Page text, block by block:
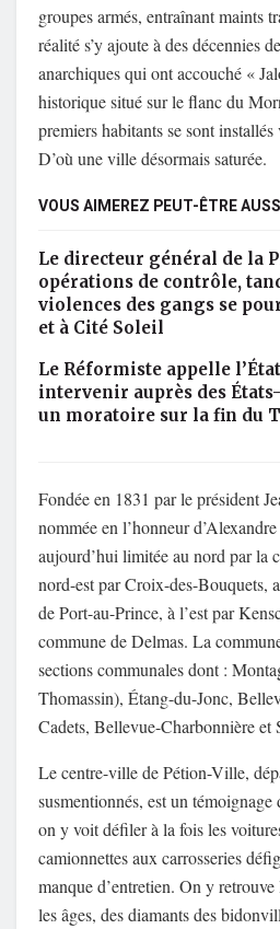
groupes armés, entraînant maints
réalité s’y ajoute à des décennies
anarchiques qui ont accouché «
historique situé sur le flanc du
premiers habitants se sont installés
D’où une ville désormais saturée.
VOUS AIMEREZ PEUT-ÊTRE
Le directeur général de la
opérations de contrôle,
violences des gangs se
et à Cité Soleil
Le Réformiste appelle
intervenir auprès des
un moratoire sur la fin du
Fondée en 1831 par le président
nommée en l’honneur
aujourd’hui limitée au nord par la
nord-est par Croix-des-Bouquets,
de Port-au-Prince, à l’est par
commune de Delmas. La
sections communales dont :
Thomassin), Étang-du-Jonc,
Cadets, Bellevue-Charbonnière et
Le centre-ville de Pétion-Ville,
susmentionnés, est un
on y voit défiler à la fois les
camionnettes aux carrosseries
manque d’entretien. On y
les âges, des diamants des